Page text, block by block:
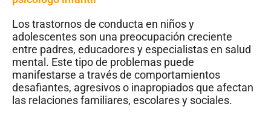
Los trastornos de conducta en niños y
adolescentes son una preocupación creciente
entre padres, educadores y especialistas en salud
mental. Este tipo de problemas puede
manifestarse a través de comportamientos
desafiantes, agresivos o inapropiados que afectan
las relaciones familiares, escolares y sociales.